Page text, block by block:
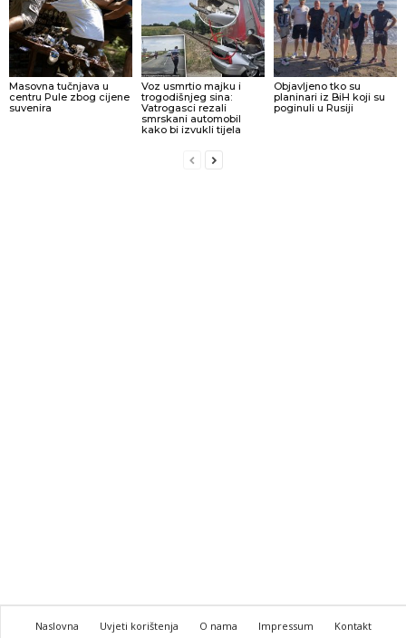
Masovna tučnjava u
centru Pule zbog cijene
suvenira
Voz usmrtio majku i
trogodišnjeg sina:
Vatrogasci rezali
smrskani automobil
kako bi izvukli tijela
Objavljeno tko su
planinari iz BiH koji su
poginuli u Rusiji
Naslovna Uvjeti korištenja O nama Impressum Kontakt